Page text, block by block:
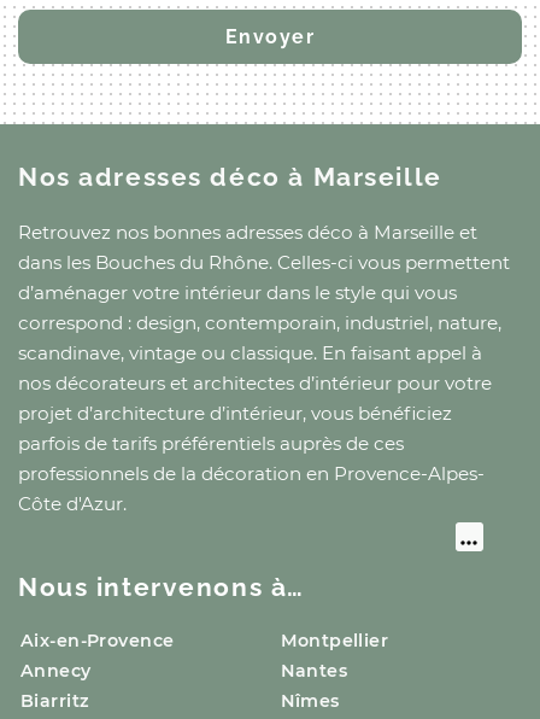
Nos adresses décoà Marseille
Retrouvez nos bonnes adresses déco à Marseille et
dans les Bouches du Rhône. Celles-ci vous permettent
d’aménager votre intérieur dans le style qui vous
correspond : design, contemporain, industriel, nature,
scandinave, vintage ou classique. En faisant appel à
nos décorateurs et architectes d’intérieur pour votre
projet d’architecture d’intérieur, vous bénéficiez
parfois de tarifs préférentiels auprès de ces
professionnels de la décoration en Provence-Alpes-
Côte d'Azur.
Nous intervenons à…
Aix-en-Provence
Annecy
Biarritz
Montpellier
Nantes
Nîmes